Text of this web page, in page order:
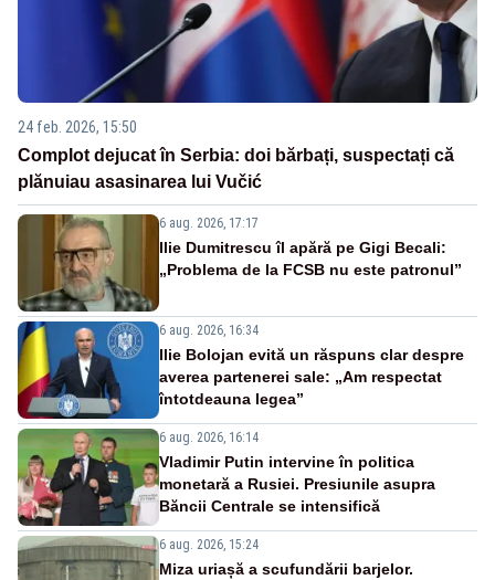
24 feb. 2026, 15:50
Complot dejucat în Serbia: doi bărbați, suspectați că
plănuiau asasinarea lui Vučić
6 aug. 2026, 17:17
Ilie Dumitrescu îl apără pe Gigi Becali:
„Problema de la FCSB nu este patronul”
6 aug. 2026, 16:34
Ilie Bolojan evită un răspuns clar despre
averea partenerei sale: „Am respectat
întotdeauna legea”
6 aug. 2026, 16:14
Vladimir Putin intervine în politica
monetară a Rusiei. Presiunile asupra
Băncii Centrale se intensifică
6 aug. 2026, 15:24
Miza uriașă a scufundării barjelor.